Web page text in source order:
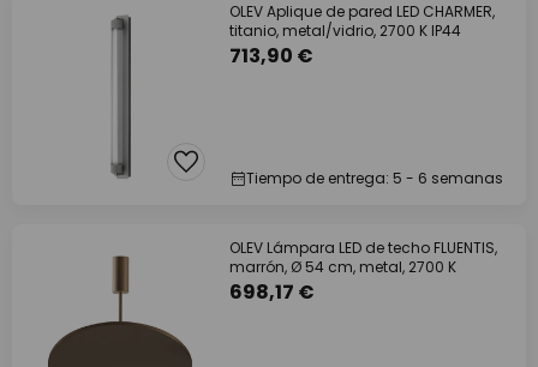
OLEV Aplique de pared LED CHARMER,
titanio, metal/vidrio, 2700 K IP44
713,90 €
Tiempo de entrega: 5 - 6 semanas
OLEV Lámpara LED de techo FLUENTIS,
marrón, Ø 54 cm, metal, 2700 K
698,17 €